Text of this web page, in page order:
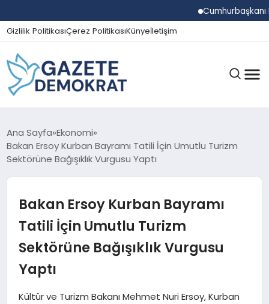
Cumhurbaşkanı
Gizlilik PolitikasıÇerez PolitikasıKünyeİletişim
GÜNDEM
EKONOMI
SPOR
MAGAZIN
Ana Sayfa Ekonomi
Bakan Ersoy Kurban Bayramı Tatili İçin Umutlu Turizm
Sektörüne Bağışıklık Vurgusu Yaptı
Bakan Ersoy Kurban Bayramı
Tatili İçin Umutlu Turizm
Sektörüne Bağışıklık Vurgusu
Yaptı
Kültür ve Turizm Bakanı Mehmet Nuri Ersoy, Kurban